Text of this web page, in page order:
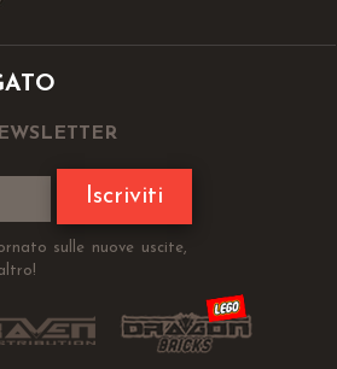
Iscriviti
sulle nuove uscite,